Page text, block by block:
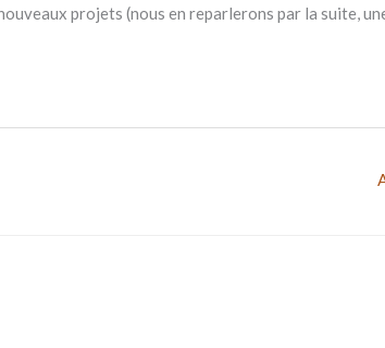
projets (nous en reparlerons par la suite,